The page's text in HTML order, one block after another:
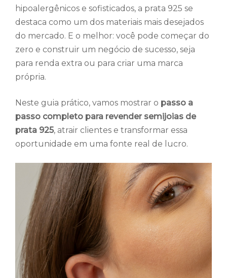
hipoalergênicos e sofisticados, a prata 925 se
destaca como um dos materiais mais desejados
do mercado. E o melhor: você pode começar do
zero e construir um negócio de sucesso, seja
para renda extra ou para criar uma marca
própria.
Neste guia prático, vamos mostrar o passo a
passo completo para revender semijoias de
prata 925, atrair clientes e transformar essa
oportunidade em uma fonte real de lucro.